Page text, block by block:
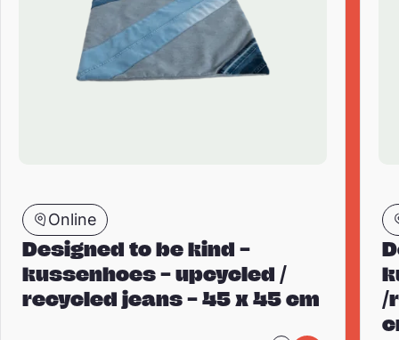
Online
Designed to be kind –
kussenhoes – upcycled /
recycled jeans – 45 x 45 cm
/